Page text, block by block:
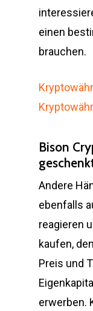
einen
brauchen.
Bison
Andere
ebenfalls
reagieren
kaufen,
Preis und
erwerben.